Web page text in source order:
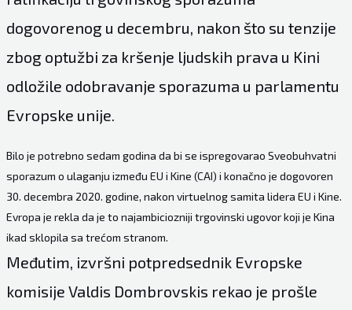
dogovorenog u decembru, nakon što su tenzije
zbog optužbi za kršenje ljudskih prava u Kini
odložile odobravanje sporazuma u parlamentu
Evropske unije.
Bilo je potrebno sedam godina da bi se ispregovarao Sveobuhvatni
sporazum o ulaganju između EU i Kine (CAI) i konačno je dogovoren
30. decembra 2020. godine, nakon virtuelnog samita lidera EU i Kine.
Evropa je rekla da je to najambiciozniji trgovinski ugovor koji je Kina
ikad sklopila sa trećom stranom.
Međutim, izvršni potpredsednik Evropske
komisije Valdis Dombrovskis rekao je prošle